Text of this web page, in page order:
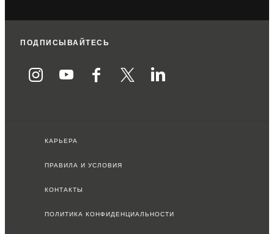
ПОДПИСЫВАЙТЕСЬ
КАРЬЕРА
ПРАВИЛА И УСЛОВИЯ
КОНТАКТЫ
ПОЛИТИКА КОНФИДЕНЦИАЛЬНОСТИ